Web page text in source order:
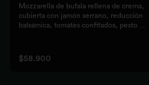
Mozzarella de bufala rellena de crema,
cubierta con jamón serrano, reducción
balsámica, tomates confitados, pesto
$58.900